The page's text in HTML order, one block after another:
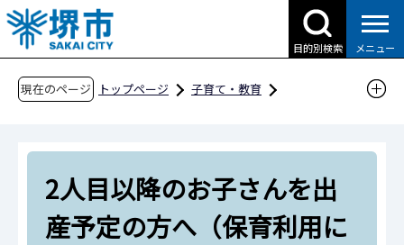
こ
の
ペ
目的別検索 メニュー
現在のページ トップページ
子育て・教育
預けたい（保育サービス）
2人目以降のお子さんを出産予定の方へ（保育
利用について）
2人目以降のお子さんを出
産予定の方へ（保育利用に